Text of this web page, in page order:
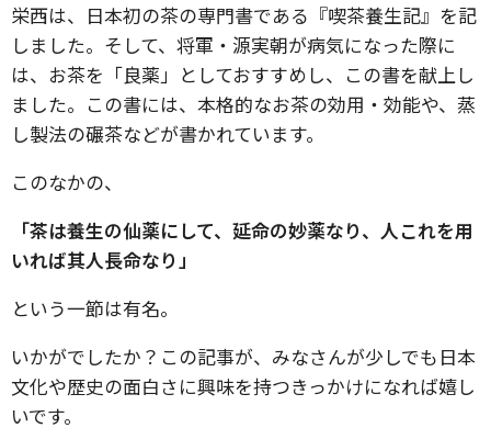
栄西は、日本初の茶の専門書である『喫茶養生記』を記
しました。そして、将軍・源実朝が病気になった際に
は、お茶を「良薬」としておすすめし、この書を献上し
ました。この書には、本格的なお茶の効用・効能や、蒸
し製法の碾茶などが書かれています。
このなかの、
「茶は養生の仙薬にして、延命の妙薬なり、人これを用
いれば其人長命なり」
という一節は有名。
いかがでしたか？この記事が、みなさんが少しでも日本
文化や歴史の面白さに興味を持つきっかけになれば嬉し
いです。